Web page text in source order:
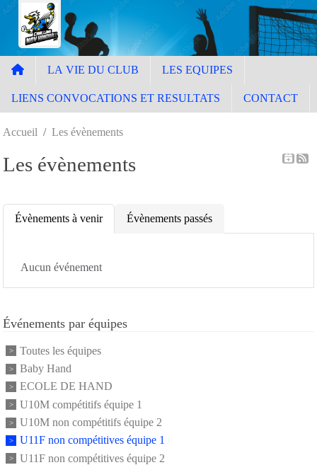
LA VIE DU CLUB LES EQUIPES
LIENS CONVOCATIONS ET RESULTATS CONTACT
Accueil Les évènements
Les évènements
Évènements à venir Évènements passés
Aucun événement
Événements par équipes
Toutes les équipes
Baby Hand
ECOLE DE HAND
U10M compétitifs équipe 1
U10M non compétitifs équipe 2
U11F non compétitives équipe 1
U11F non compétitives équipe 2
Panneau de gestion des cookies